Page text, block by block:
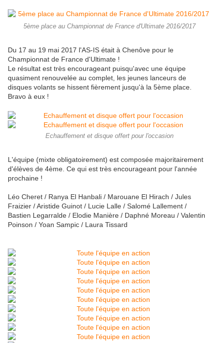
5ème place au Championnat de France d'Ultimate 2016/2017
Du 17 au 19 mai 2017 l'AS-IS était à Chenôve pour le
Championnat de France d'Ultimate !
Le résultat est très encourageant puisqu'avec une équipe
quasiment renouvelée au complet, les jeunes lanceurs de
disques volants se hissent fièrement jusqu'à la 5ème place.
Bravo à eux !
Echauffement et disque offert pour l'occasion
L'équipe (mixte obligatoirement) est composée majoritairement
d'élèves de 4ème. Ce qui est très encourageant pour l'année
prochaine !
Léo Cheret / Ranya El Hanbali / Marouane El Hirach / Jules
Fraizier / Aristide Guinot / Lucie Lalle / Salomé Lallement /
Bastien Legarralde / Elodie Manière / Daphné Moreau / Valentin
Poinson / Yoan Sampic / Laura Tissard